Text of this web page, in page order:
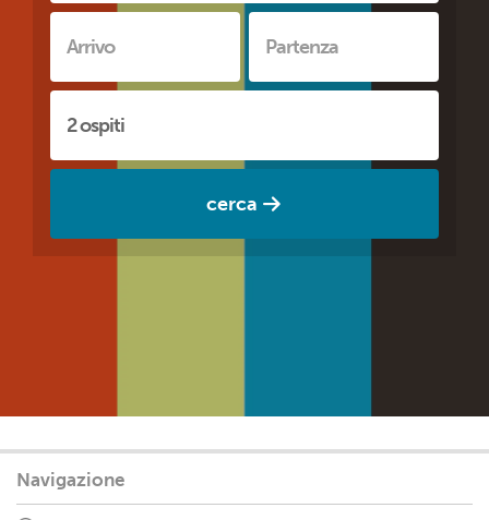
cerca
Navigazione